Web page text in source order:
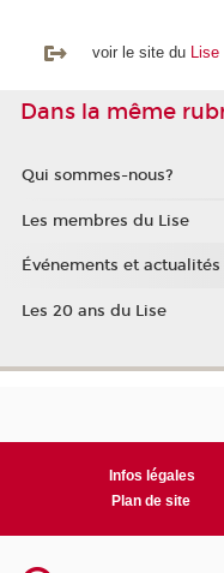
voir le site du Lise
Dans la même
Qui sommes-nous?
Les membres du Lise
Événements et actualités
Les 20 ans du Lise
Infos légales
Plan de site